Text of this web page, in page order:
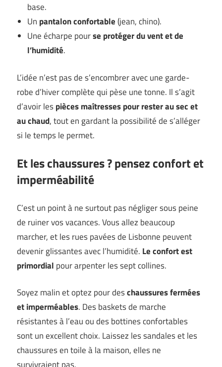
base.
Un pantalon confortable(jean, chino).
Une écharpe pourse protéger du vent et de
l’humidité.
L’idée n’est pas de s’encombrer avec une garde-
robe d’hiver complète qui pèse une tonne. Il s’agit
d’avoir lespièces maîtresses pour rester au sec et
au chaud, tout en gardant la possibilité de s’alléger
si le temps le permet.
Et les chaussures ? pensez confort et
imperméabilité
C’est un point à ne surtout pas négliger sous peine
de ruiner vos vacances. Vous allez beaucoup
marcher, et les rues pavées de Lisbonne peuvent
devenir glissantes avec l’humidité. Le confort est
primordial pour arpenter les sept collines.
Soyez malin et optez pour deschaussures fermées
et imperméables. Des baskets de marche
résistantes à l’eau ou des bottines confortables
sont un excellent choix. Laissez les sandales et les
chaussures en toile à la maison, elles ne